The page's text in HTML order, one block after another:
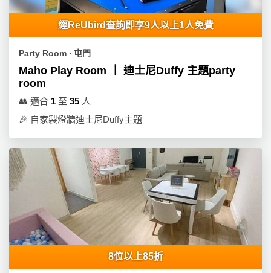
經ReUbird查詢即享9人以上1人免費
Party Room ∙ 屯門
Maho Play Room ｜ 迪士尼Duffy 主題party
room
👥 適合 1 至 35 人
🎉 自家製燈牆迪士尼Duffy主題
8位以上85折